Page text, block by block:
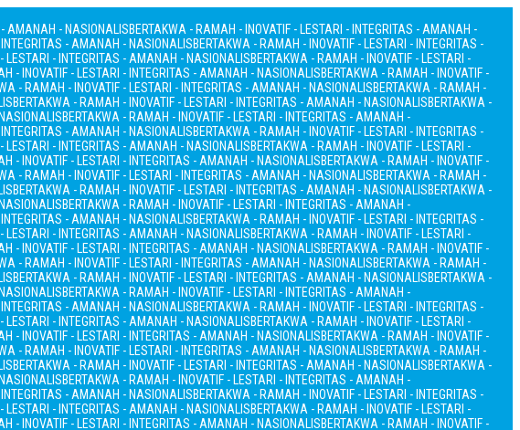
- AMANAH - NASIONALISBERTAKWA - RAMAH - INOVATIF - LESTARI - INTEGRITAS - AMANAH -
- AMANAH - NASIONALISBERTAKWA - RAMAH - INOVATIF - LESTARI - INTEGRITAS -
LESTARI - INTEGRITAS - AMANAH - NASIONALISBERTAKWA - RAMAH - INOVATIF - LESTARI -
- INOVATIF - LESTARI - INTEGRITAS - AMANAH - NASIONALISBERTAKWA - RAMAH - INOVATIF -
- RAMAH - INOVATIF - LESTARI - INTEGRITAS - AMANAH - NASIONALISBERTAKWA - RAMAH -
BERTAKWA - RAMAH - INOVATIF - LESTARI - INTEGRITAS - AMANAH - NASIONALISBERTAKWA -
BERTAKWA - RAMAH - INOVATIF - LESTARI - INTEGRITAS - AMANAH -
- AMANAH - NASIONALISBERTAKWA - RAMAH - INOVATIF - LESTARI - INTEGRITAS -
LESTARI - INTEGRITAS - AMANAH - NASIONALISBERTAKWA - RAMAH - INOVATIF - LESTARI -
- INOVATIF - LESTARI - INTEGRITAS - AMANAH - NASIONALISBERTAKWA - RAMAH - INOVATIF -
- RAMAH - INOVATIF - LESTARI - INTEGRITAS - AMANAH - NASIONALISBERTAKWA - RAMAH -
BERTAKWA - RAMAH - INOVATIF - LESTARI - INTEGRITAS - AMANAH - NASIONALISBERTAKWA -
BERTAKWA - RAMAH - INOVATIF - LESTARI - INTEGRITAS - AMANAH -
- AMANAH - NASIONALISBERTAKWA - RAMAH - INOVATIF - LESTARI - INTEGRITAS -
LESTARI - INTEGRITAS - AMANAH - NASIONALISBERTAKWA - RAMAH - INOVATIF - LESTARI -
- INOVATIF - LESTARI - INTEGRITAS - AMANAH - NASIONALISBERTAKWA - RAMAH - INOVATIF -
- RAMAH - INOVATIF - LESTARI - INTEGRITAS - AMANAH - NASIONALISBERTAKWA - RAMAH -
BERTAKWA - RAMAH - INOVATIF - LESTARI - INTEGRITAS - AMANAH - NASIONALISBERTAKWA -
BERTAKWA - RAMAH - INOVATIF - LESTARI - INTEGRITAS - AMANAH -
- AMANAH - NASIONALISBERTAKWA - RAMAH - INOVATIF - LESTARI - INTEGRITAS -
LESTARI - INTEGRITAS - AMANAH - NASIONALISBERTAKWA - RAMAH - INOVATIF - LESTARI -
- INOVATIF - LESTARI - INTEGRITAS - AMANAH - NASIONALISBERTAKWA - RAMAH - INOVATIF -
- RAMAH - INOVATIF - LESTARI - INTEGRITAS - AMANAH - NASIONALISBERTAKWA - RAMAH -
BERTAKWA - RAMAH - INOVATIF - LESTARI - INTEGRITAS - AMANAH - NASIONALISBERTAKWA -
BERTAKWA - RAMAH - INOVATIF - LESTARI - INTEGRITAS - AMANAH -
- AMANAH - NASIONALISBERTAKWA - RAMAH - INOVATIF - LESTARI - INTEGRITAS -
LESTARI - INTEGRITAS - AMANAH - NASIONALISBERTAKWA - RAMAH - INOVATIF - LESTARI -
- INOVATIF - LESTARI - INTEGRITAS - AMANAH - NASIONALISBERTAKWA - RAMAH - INOVATIF -